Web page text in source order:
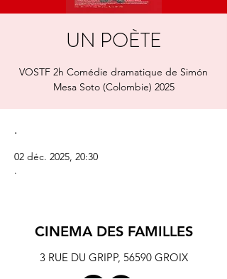
UN POÈTE
VOSTF 2h Comédie dramatique de Simón
Mesa Soto (Colombie) 2025
.
02 déc. 2025, 20:30
.
CINEMA DES FAMILLES
3 RUE DU GRIPP, 56590 GROIX